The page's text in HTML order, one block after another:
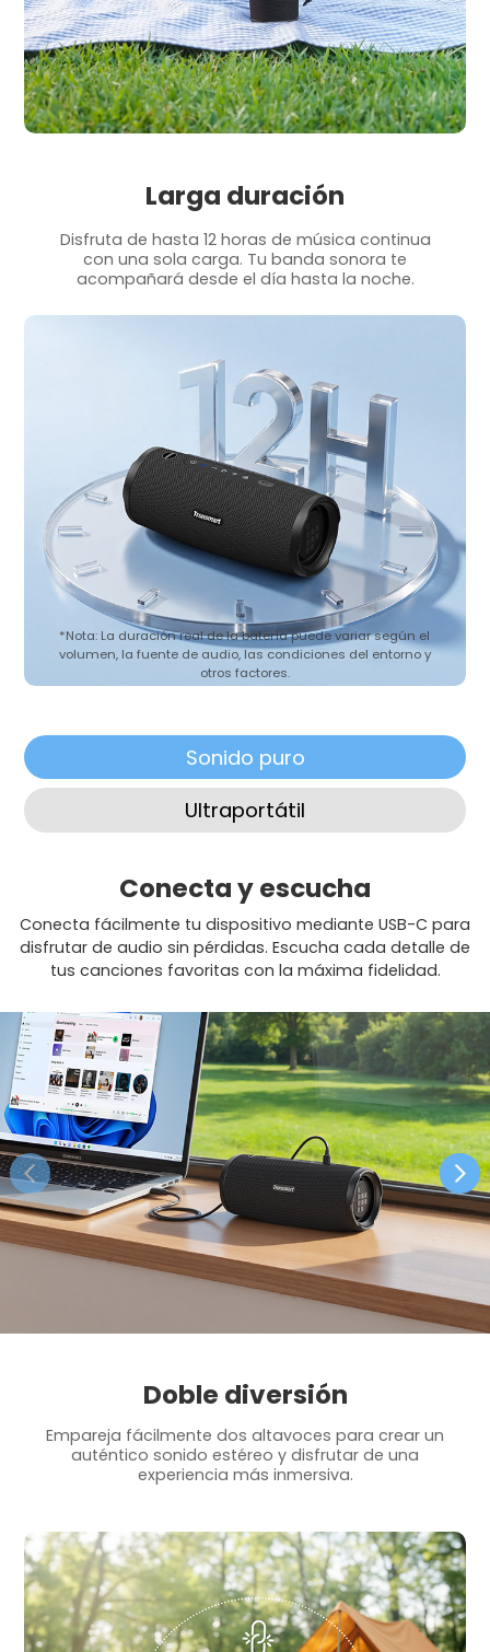
Larga duración
Disfruta de hasta 12 horas de música continua
con una sola carga. Tu banda sonora te
acompañará desde el día hasta la noche.
*Nota: La duración real de la batería puede variar según el
volumen, la fuente de audio, las condiciones del entorno y
otros factores.
Sonido puro
Ultraportátil
Conecta y escucha
Conecta fácilmente tu dispositivo mediante USB-C para
disfrutar de audio sin pérdidas. Escucha cada detalle de
tus canciones favoritas con la máxima fidelidad.
Doble diversión
Empareja fácilmente dos altavoces para crear un
auténtico sonido estéreo y disfrutar de una
experiencia más inmersiva.